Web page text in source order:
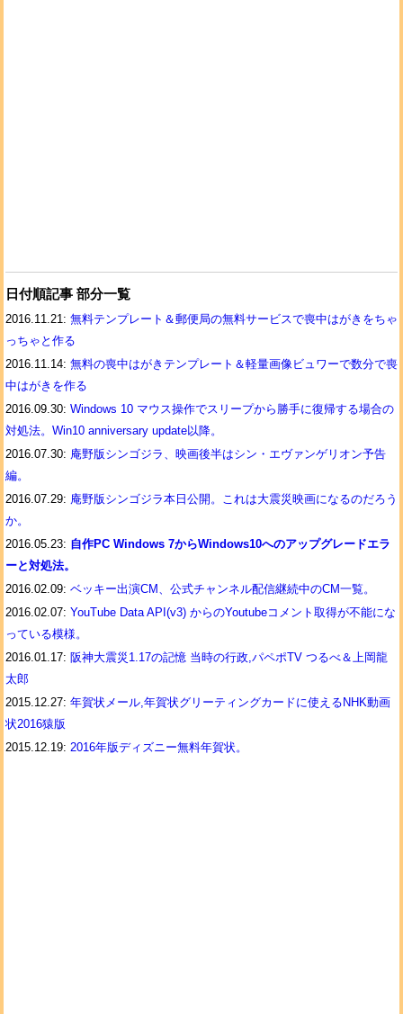
日付順記事 部分一覧
2016.11.21: 無料テンプレート＆郵便局の無料サービスで喪中はがきをちゃ
っちゃと作る
2016.11.14: 無料の喪中はがきテンプレート＆軽量画像ビュワーで数分で喪
中はがきを作る
2016.09.30: Windows 10 マウス操作でスリープから勝手に復帰する場合の
対処法。Win10 anniversary update以降。
2016.07.30: 庵野版シンゴジラ、映画後半はシン・エヴァンゲリオン予告
編。
2016.07.29: 庵野版シンゴジラ本日公開。これは大震災映画になるのだろう
か。
2016.05.23: 自作PC Windows 7からWindows10へのアップグレードエラ
ーと対処法。
2016.02.09: ベッキー出演CM、公式チャンネル配信継続中のCM一覧。
2016.02.07: YouTube Data API(v3) からのYoutubeコメント取得が不能にな
っている模様。
2016.01.17: 阪神大震災1.17の記憶 当時の行政,パペポTV つるべ＆上岡龍
太郎
2015.12.27: 年賀状メール,年賀状グリーティングカードに使えるNHK動画
状2016猿版
2015.12.19: 2016年版ディズニー無料年賀状。